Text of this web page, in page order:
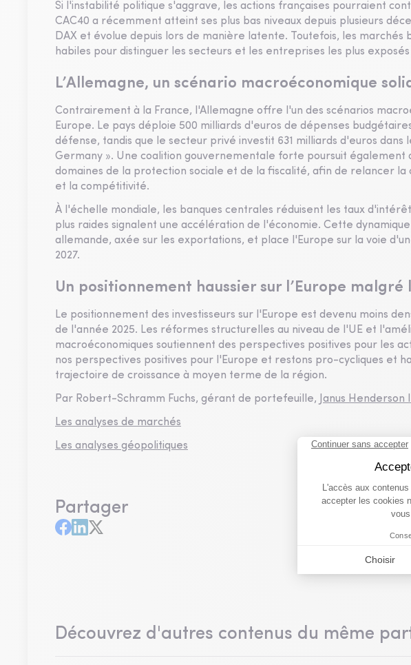
Si l'instabilité politique s'aggrave, les actions françaises pourraient
CAC40 a récemment atteint ses plus bas niveaux depuis plusieurs
DAX et évolue depuis lors de manière latente. Toutefois, les marchés
habiles pour distinguer les secteurs et les entreprises les plus exposés
L’Allemagne, un scénario macroéconomique
Contrairement à la France, l'Allemagne offre l'un des scénarios
Europe. Le pays déploie 500 milliards d'euros de dépenses
défense, tandis que le secteur privé investit 631 milliards d'euros
Germany ». Une coalition gouvernementale forte poursuit également
domaines de la protection sociale et de la fiscalité, afin de relancer la
et la compétitivité.
À l'échelle mondiale, les banques centrales réduisent les taux
plus raides signalent une accélération de l'économie. Cette
allemande, axée sur les exportations, et place l'Europe sur la voie
2027.
Un positionnement haussier sur l’Europe
Le positionnement des investisseurs sur l'Europe est devenu moins
de l'année 2025. Les réformes structurelles au niveau de l'UE et
macroéconomiques soutiennent des perspectives positives pour les
nos perspectives positives pour l'Europe et restons pro-cycliques et
trajectoire de croissance à moyen terme de la région.
Par Robert-Schramm Fuchs, gérant de portefeuille, Janus Henderson
Les analyses de marchés
Les analyses géopolitiques
Partager
Découvrez d'autres contenus du même